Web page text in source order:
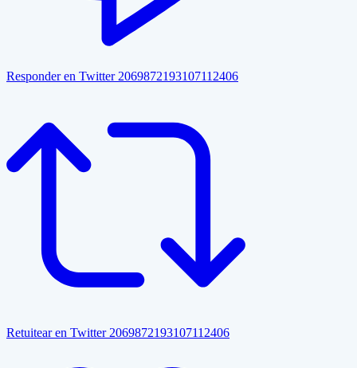
Responder en Twitter 2069872193107112406
Retuitear en Twitter 2069872193107112406